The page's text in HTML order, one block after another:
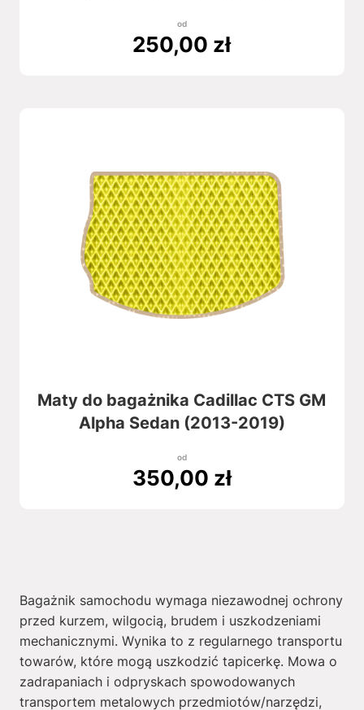
od
250,00 zł
Maty do bagażnika Cadillac CTS GM
Alpha Sedan (2013-2019)
od
350,00 zł
Bagażnik samochodu wymaga niezawodnej ochrony
przed kurzem, wilgocią, brudem i uszkodzeniami
mechanicznymi. Wynika to z regularnego transportu
towarów, które mogą uszkodzić tapicerkę. Mowa o
zadrapaniach i odpryskach spowodowanych
transportem metalowych przedmiotów/narzędzi,